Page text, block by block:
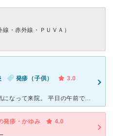
・赤外線・ＰＵＶＡ）
発疹（子供）
3.0
子供の乳児湿疹と顔のかゆみが気になって来院。 平日の午前でしたが、駐車場も満車で中も人がいっぱいでした。待合室はあまり広くない印象です。 子供の絵本やおもちゃは一応ありますが待ち時間が長いので
発疹・かゆみ
4.0